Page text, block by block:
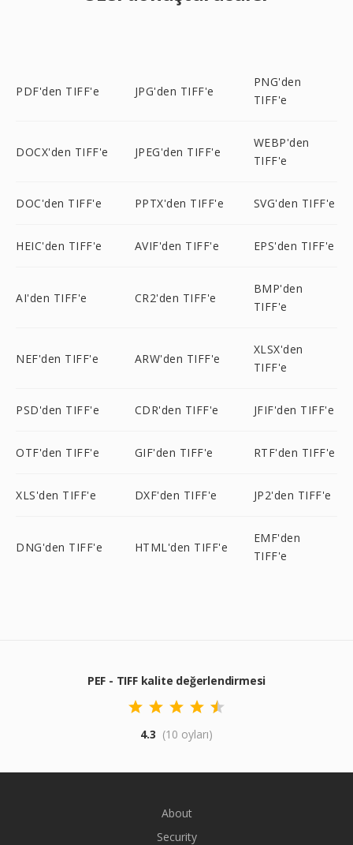
PDF'den TIFF'e JPG'den TIFF'e
PNG'den
TIFF'e
DOCX'den TIFF'e JPEG'den TIFF'e
WEBP'den
TIFF'e
DOC'den TIFF'e PPTX'den TIFF'e SVG'den TIFF'e
HEIC'den TIFF'e AVIF'den TIFF'e EPS'den TIFF'e
AI'den TIFF'e CR2'den TIFF'e
BMP'den
TIFF'e
NEF'den TIFF'e ARW'den TIFF'e
XLSX'den
TIFF'e
PSD'den TIFF'e CDR'den TIFF'e JFIF'den TIFF'e
OTF'den TIFF'e GIF'den TIFF'e RTF'den TIFF'e
XLS'den TIFF'e DXF'den TIFF'e JP2'den TIFF'e
DNG'den TIFF'e HTML'den TIFF'e
EMF'den
TIFF'e
PEF - TIFF kalite değerlendirmesi
4.3 (10 oyları)
About
Security